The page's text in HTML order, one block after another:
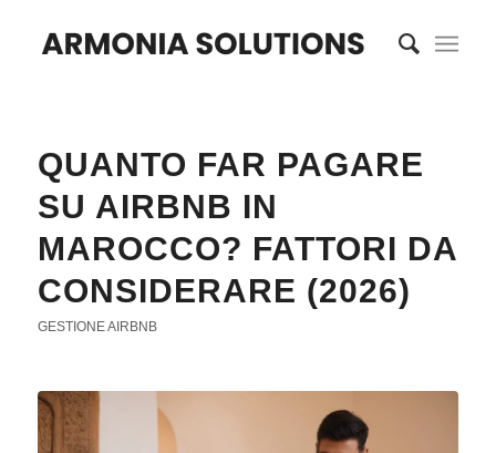
QUANTO FAR PAGARE
SU AIRBNB IN
MAROCCO? FATTORI DA
CONSIDERARE (2026)
GESTIONE AIRBNB